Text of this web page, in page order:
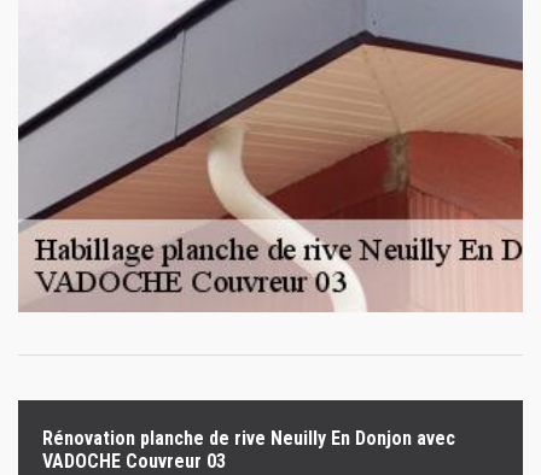
Rénovation planche de rive Neuilly En Donjon avec
VADOCHE Couvreur 03